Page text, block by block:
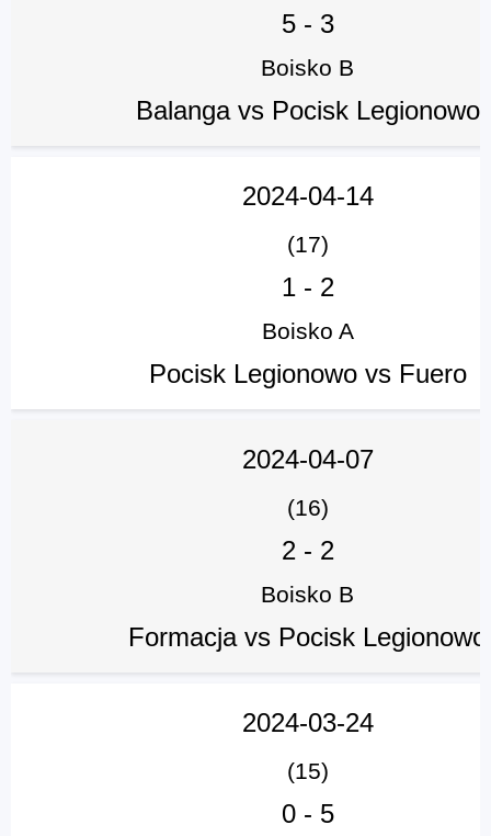
5- 3
Boisko B
Balanga vs Pocisk Legionowo
2024-04-14
(17)
1- 2
Boisko A
Pocisk Legionowo vs Fuero
2024-04-07
(16)
2- 2
Boisko B
Formacja vs Pocisk Legionowo
2024-03-24
(15)
0- 5